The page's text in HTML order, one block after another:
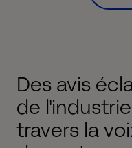
Des avis
de
travers la